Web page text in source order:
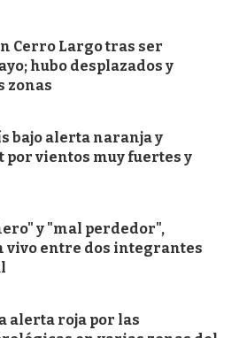
Cerro Largo tras ser
hubo desplazados y
zonas
bajo alerta naranja y
vientos muy fuertes y
y "mal perdedor",
vivo entre dos integrantes
alerta roja por las